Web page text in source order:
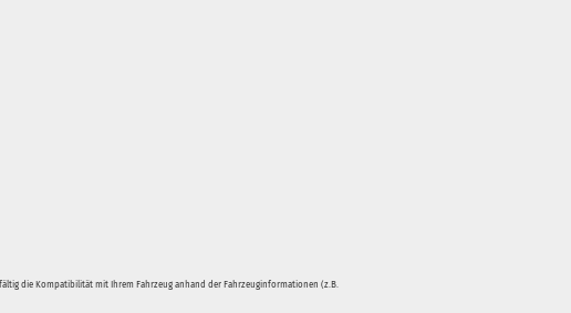
die Kompatibilität mit Ihrem Fahrzeug anhand der Fahrzeuginformationen (z.B.